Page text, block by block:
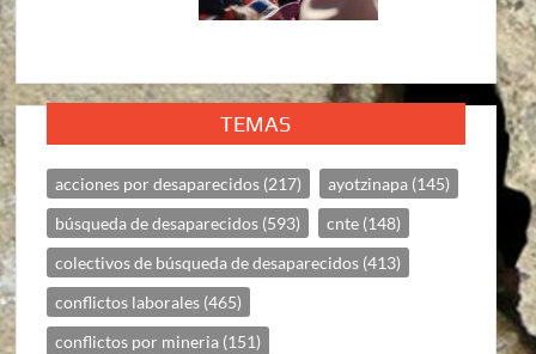
TEMAS
acciones por desaparecidos (217) ayotzinapa (145)
búsqueda de desaparecidos (593) cnte (148)
colectivos de búsqueda de desaparecidos (413)
conflictos laborales (465)
conflictos por mineria (151)